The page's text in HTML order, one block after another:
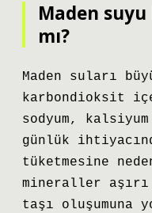
Maden
mı?
Maden suları
karbondioksit
sodyum, kalsiyum
günlük
tüketmesine
mineraller aşırı
taşı oluşumuna